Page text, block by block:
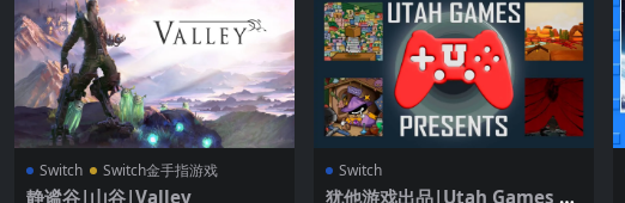
Switch Switch金手指游戏
静谧谷|山谷|Valley
Switch
犹他游戏出品|Utah Games Pr